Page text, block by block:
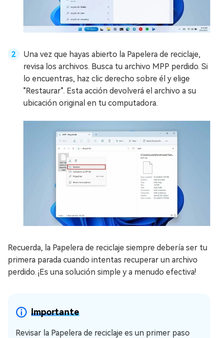
Una vez que hayas abierto la Papelera de reciclaje,
revisa los archivos. Busca tu archivo MPP perdido. Si
lo encuentras, haz clic derecho sobre él y elige
"Restaurar". Esta acción devolverá el archivo a su
ubicación original en tu computadora.
Recuerda, la Papelera de reciclaje siempre debería ser tu
primera parada cuando intentas recuperar un archivo
perdido. ¡Es una solución simple y a menudo efectiva!
Importante
Revisar la Papelera de reciclaje es un primer paso